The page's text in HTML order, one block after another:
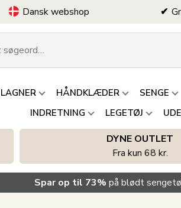
Dansk webshop
LAGNER HÅNDKLÆDER SENGE
INDRETNING
LEGETØJ
DYNE OUTLET
Fra kun 68 kr.
Spar op til 73% på blødt